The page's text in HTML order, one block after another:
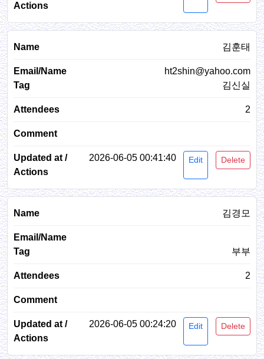
김훈태
ht2shin@yahoo.com
김신실
2
2026-06-05 00:41:40 Edit Delete
김경모
부부
2
2026-06-05 00:24:20 Edit Delete